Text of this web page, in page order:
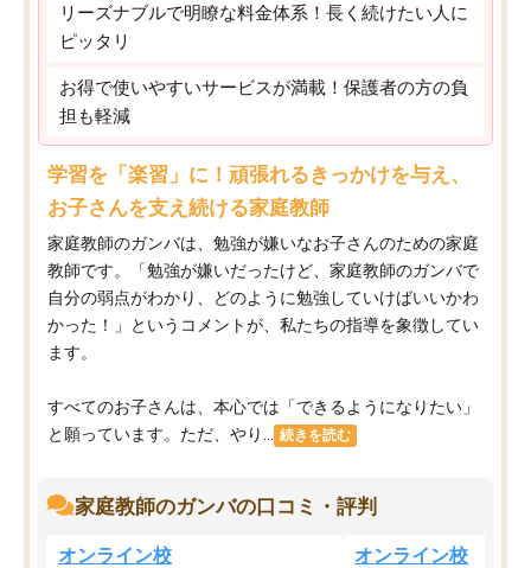
リーズナブルで明瞭な料金体系！長く続けたい人に
ピッタリ
お得で使いやすいサービスが満載！保護者の方の負
担も軽減
学習を「楽習」に！頑張れるきっかけを与え、
お子さんを支え続ける家庭教師
家庭教師のガンバは、勉強が嫌いなお子さんのための家庭
教師です。「勉強が嫌いだったけど、家庭教師のガンバで
自分の弱点がわかり、どのように勉強していけばいいかわ
かった！」というコメントが、私たちの指導を象徴してい
ます。
すべてのお子さんは、本心では「できるようになりたい」
と願っています。ただ、やり...
続きを読む
家庭教師のガンバの口コミ・評判
オンライン校 オンライン校